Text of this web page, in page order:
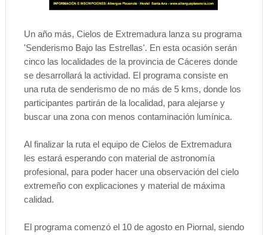
Un año más, Cielos de Extremadura lanza su programa
'Senderismo Bajo las Estrellas'. En esta ocasión serán
cinco las localidades de la provincia de Cáceres donde
se desarrollará la actividad. El programa consiste en
una ruta de senderismo de no más de 5 kms, donde los
participantes partirán de la localidad, para alejarse y
buscar una zona con menos contaminación lumínica.
Al finalizar la ruta el equipo de Cielos de Extremadura
les estará esperando con material de astronomía
profesional, para poder hacer una observación del cielo
extremeño con explicaciones y material de máxima
calidad.
El programa comenzó el 10 de agosto en Piornal, siendo